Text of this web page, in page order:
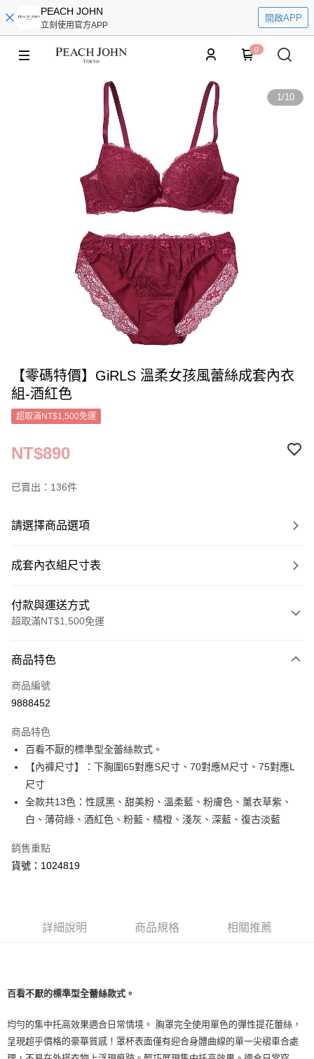
PEACH JOHN
立刻使用官方APP
開啟APP
0
1/10
【零碼特價】GiRLS 溫柔女孩風蕾絲成套內衣
組-酒紅色
超取滿NT$1,500免運
NT$890
已賣出：136件
請選擇商品選項
成套內衣組尺寸表
付款與運送方式
超取滿NT$1,500免運
信用卡一次付款
超商取貨付款
Apple Pay
運送方式
全家取貨付款
每筆NT$80，滿NT$1,500(含以上)免運費
付款後全家取貨
每筆NT$80，滿NT$1,500(含以上)免運費
每筆NT$80，滿NT$1,500(含以上)免運費
付款後7-11取貨
每筆NT$80，滿NT$1,500(含以上)免運費
商品特色
商品編號
9888452
商品特色
百看不厭的標準型全蕾絲款式。
【內褲尺寸】：下胸圍65對應S尺寸、70對應M尺寸、75對應L
尺寸
全款共13色：性感黑、甜美粉、溫柔藍、粉膚色、薰衣草紫、
白、薄荷綠、酒紅色、粉藍、橘橙、淺灰、深藍、復古淡藍
銷售重點
貨號：1024819
詳細說明 商品規格 相關推薦
百看不厭的標準型全蕾絲款式。
均勻的集中托高效果適合日常情境。 胸罩完全使用單色的彈性提花蕾絲，
呈現超乎價格的豪華質感！罩杯表面僅有迎合身體曲線的單一尖褶車合處